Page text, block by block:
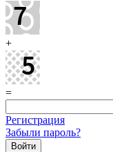
+
=
Регистрация
Забыли пароль?